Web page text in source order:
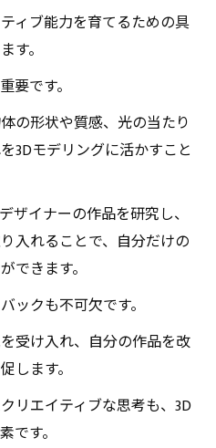
ィブ能力を育てるための具
す。
要です。
の形状や質感、光の当たり
3Dモデリングに活かすこと
ザイナーの作品を研究し、
入れることで、自分だけの
できます。
ックも不可欠です。
受け入れ、自分の作品を改
します。
リエイティブな思考も、3D
です。